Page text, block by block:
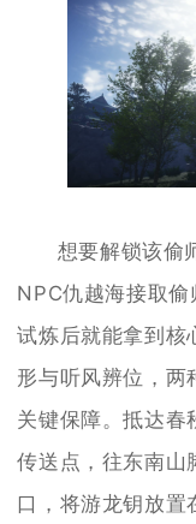
想要解锁该偷
NPC仇越海接取
试炼后就能拿到核
形与听风辨位，两
关键保障。抵达春
传送点，往东南山
口，将游龙钥放置